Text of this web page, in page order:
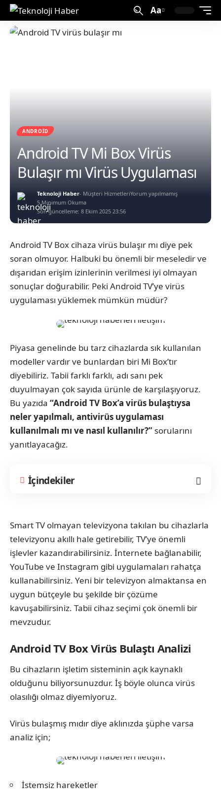
Aa
ANDROID
Android TV Mi Box Virüs
Bulaşır mı Virüs Uygulaması
Son güncelleme: 8 Ekim 2025 23:56
Teknoloji Haber- Müşteri HizmetleriYorum yapılmamış
5 Minimum Okuma
Android TV Box cihaza virüs bulaşır mı diye pek
soran olmuyor. Halbuki bu önemli bir meseledir ve
dışarıdan erişim izinlerinin verilmesi iyi olmayan
sonuçlar doğurabilir. Peki Android TV’ye virüs
uygulaması yüklemek mümkün müdür?
Piyasa genelinde bu tarz cihazlarda sık kullanılan
modeller vardır ve bunlardan biri Mi Box’tır
diyebiliriz. Tabii farklı farklı, adı sanı pek
duyulmayan çok sayıda ürünle de karşılaşıyoruz.
Bu yazıda “Android TV Box’a virüs bulaştıysa
neler yapılmalı, antivirüs uygulaması
kullanılmalı mı ve nasıl kullanılır?” sorularını
yanıtlayacağız.
İçindekiler
Smart TV olmayan televizyona takılan bu cihazlarla
televizyonu akıllı hale getirebilir, TV’ye önemli
işlevler kazandırabilirsiniz. İnternete bağlanabilir,
YouTube ve Instagram gibi uygulamaları rahatça
kullanabilirsiniz. Yeni bir televizyon almaktansa en
uygun bütçeyle bu şekilde bir çözüme
kavuşabilirsiniz. Tabii cihaz seçimi çok önemli bir
mevzudur.
Android TV Box Virüs Bulaştı Analizi
Bu cihazların işletim sisteminin açık kaynaklı
olduğunu biliyorsunuzdur. İş böyle olunca virüs
olasılığı olmaz diyemiyoruz.
Virüs bulaşmış mıdır diye aklınızda şüphe varsa
analiz için;
İstemsiz hareketler